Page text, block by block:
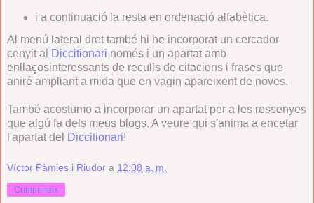
i a continuació la resta en ordenació alfabètica.
Al menú lateral dret també hi he incorporat un cercador
cenyit al
Diccitionari només i un apartat amb
enllaçosinteressants de reculls de citacions i frases que
aniré ampliant a mida que en vagin apareixent de noves.
També acostumo a incorporar un apartat per a les ressenyes
que algú fa dels meus blogs. A veure qui s'anima a encetar
l'apartat del
Diccitionari!
Víctor Pàmies i Riudor a 12:08 a. m.
Comparteix